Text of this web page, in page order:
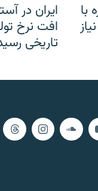
با
ایران در
افت نرخ
تاریخی